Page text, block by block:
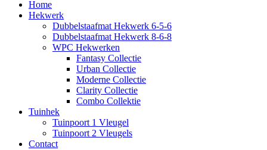
Home
Hekwerk
Dubbelstaafmat Hekwerk 6-5-6
Dubbelstaafmat Hekwerk 8-6-8
WPC Hekwerken
Fantasy Collectie
Urban Collectie
Moderne Collectie
Clarity Collectie
Combo Collektie
Tuinhek
Tuinpoort 1 Vleugel
Tuinpoort 2 Vleugels
Contact